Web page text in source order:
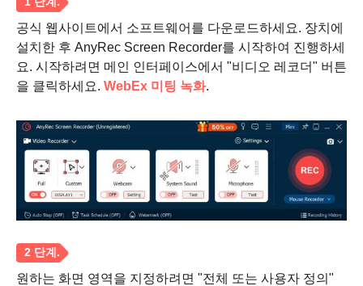
공식 웹사이트에서 소프트웨어를 다운로드하세요. 장치에
설치한 후 AnyRec Screen Recorder를 시작하여 진행하세
요. 시작하려면 메인 인터페이스에서 "비디오 레코더" 버튼
을 클릭하세요. WebEx 미팅 녹화.
원하는 화면 영역을 지정하려면 "전체 또는 사용자 정의"